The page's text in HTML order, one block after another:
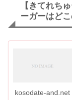
【きてれち
ーガーはどこ
kosodate-and.net